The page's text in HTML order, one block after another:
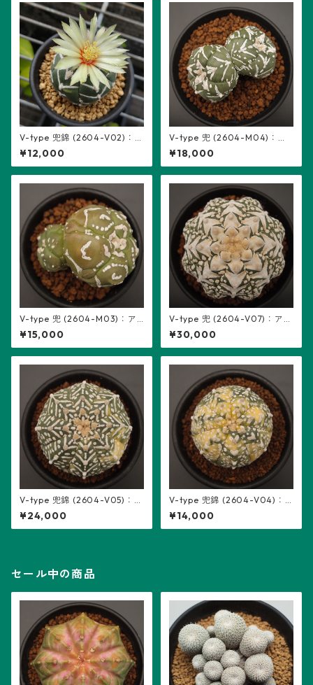
V-type 兜錦 (2604-V02)：
アストロフィツム属 ※実生
¥12,000
V-type 兜 (2604-M04)：ア
ストロフィツム属 ※実生、2頭
立ち、5稜
¥18,000
V-type 兜 (2604-M03)：ア
ストロフィツム属 ※実生、2頭
立ち、5稜
¥15,000
V-type 兜 (2604-V07)：アス
トロフィツム属 ※実生
¥30,000
V-type 兜錦 (2604-V05)：ア
ストロフィツム属 ※実生
¥24,000
V-type 兜錦 (2604-V04)：
アストロフィツム属 ※実生
¥14,000
セール中の商品